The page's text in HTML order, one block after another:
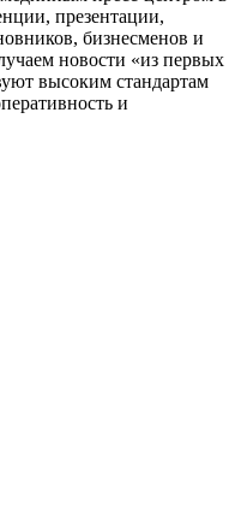
презентации,
бизнесменов и
новости «из первых
высоким стандартам
и